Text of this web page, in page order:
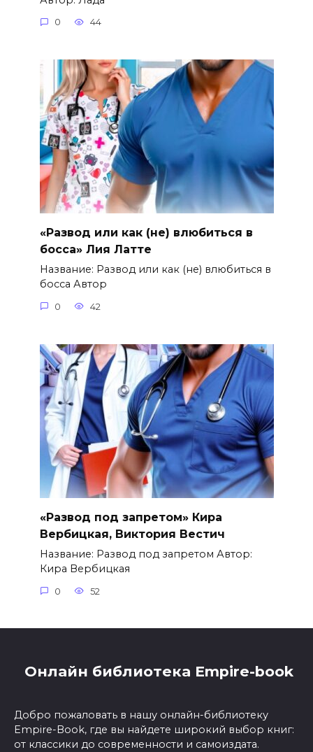
0 44
«Развод или как (не) влюбиться в
босса» Лия Латте
Название: Развод или как (не) влюбиться в
босса Автор
0 42
«Развод под запретом» Кира
Вербицкая, Виктория Вестич
Название: Развод под запретом Автор:
Кира Вербицкая
0 52
Онлайн библиотека Empire-book
Добро пожаловать в нашу онлайн-библиотеку
Empire-Book, где вы найдете широкий выбор книг:
от классики до современности и самоиздата.